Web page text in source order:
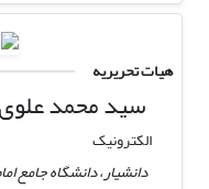
هیات تحریریه
سید محمد علوی
الکترونیک
دانشیار، دانشگاه جامع